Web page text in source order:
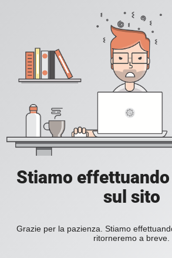
Stiamo
sul sito
Grazie per la pazienza. Stiamo
ritorneremo a breve.